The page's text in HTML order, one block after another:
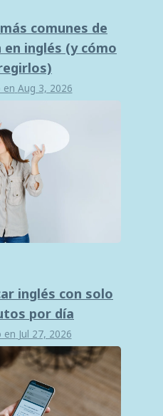
comunes de
inglés (y cómo
en Aug 3, 2026
inglés con solo
por día
en Jul 27, 2026